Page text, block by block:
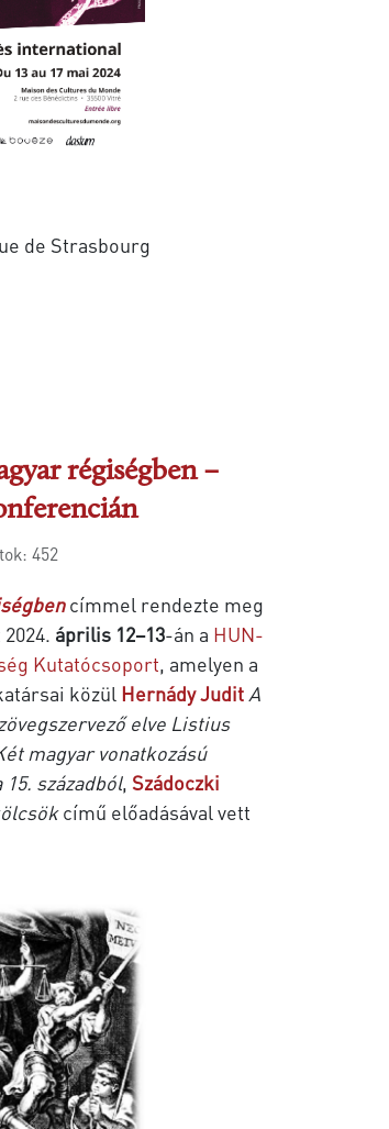
de Strasbourg
régiségben –
452
címmel rendezte meg
április 12–13-án a HUN-
Kutatócsoport, amelyen a
közül Hernády Judit A
elve Listius
magyar vonatkozású
századból, Szádoczki
című előadásával vett